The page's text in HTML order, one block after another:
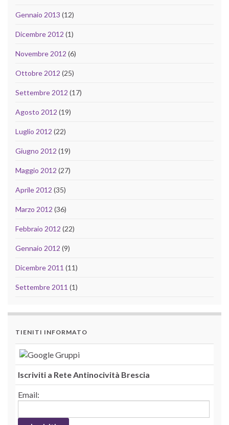
Gennaio 2013 (12)
Dicembre 2012 (1)
Novembre 2012 (6)
Ottobre 2012 (25)
Settembre 2012 (17)
Agosto 2012 (19)
Luglio 2012 (22)
Giugno 2012 (19)
Maggio 2012 (27)
Aprile 2012 (35)
Marzo 2012 (36)
Febbraio 2012 (22)
Gennaio 2012 (9)
Dicembre 2011 (11)
Settembre 2011 (1)
TIENITI INFORMATO
Iscriviti a Rete Antinocività Brescia
Email: